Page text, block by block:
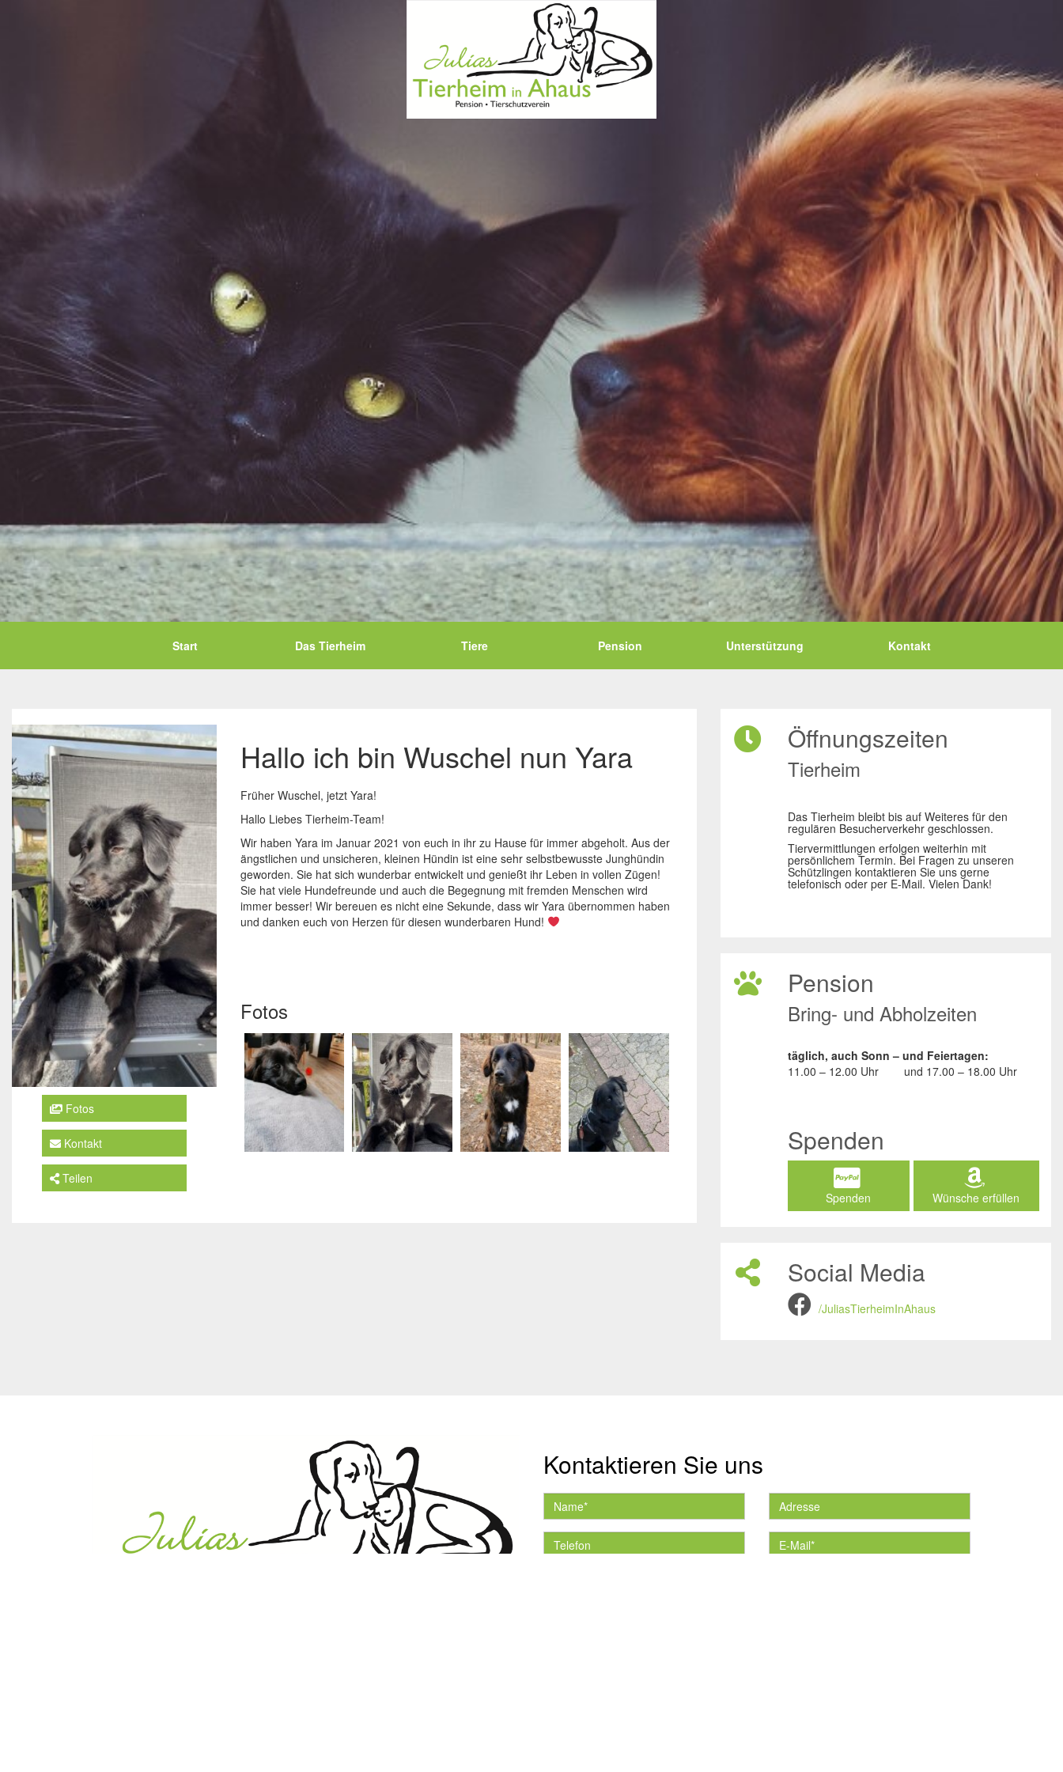
Start Das Tierheim Tiere Pension Unterstützung Kontakt
Fotos
Kontakt
Teilen
Hallo ich bin Wuschel nun Yara
Früher Wuschel, jetzt Yara!
Hallo Liebes Tierheim-Team!
Wir haben Yara im Januar 2021 von euch in ihr zu Hause für immer abgeholt. Aus der
ängstlichen und unsicheren, kleinen Hündin ist eine sehr selbstbewusste Junghündin
geworden. Sie hat sich wunderbar entwickelt und genießt ihr Leben in vollen Zügen!
Sie hat viele Hundefreunde und auch die Begegnung mit fremden Menschen wird
immer besser! Wir bereuen es nicht eine Sekunde, dass wir Yara übernommen haben
und danken euch von Herzen für diesen wunderbaren Hund!
Fotos
Öffnungszeiten
Tierheim
Das Tierheim bleibt bis auf Weiteres für den
regulären Besucherverkehr geschlossen.
Tiervermittlungen erfolgen weiterhin mit
persönlichem Termin. Bei Fragen zu unseren
Schützlingen kontaktieren Sie uns gerne
telefonisch oder per E-Mail. Vielen Dank!
Pension
Bring- und Abholzeiten
täglich, auch Sonn – und Feiertagen:
11.00 – 12.00 Uhr
und 17.00 – 18.00 Uhr
Spenden
Spenden Wünsche erfüllen
Social Media
/JuliasTierheimInAhaus
Kontaktieren Sie uns